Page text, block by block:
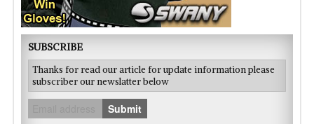
SUBSCRIBE
Thanks for read our article for update information please
subscriber our newslatter below
Submit